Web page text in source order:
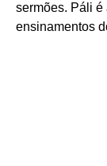
sermões. Páli é
ensinamentos